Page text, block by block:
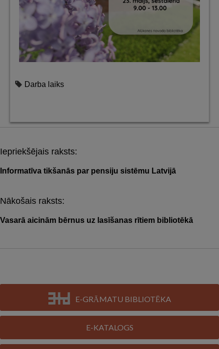
Darba laiks
Post
navigation
Iepriekšējais raksts:
Informatīva tikšanās par pensiju sistēmu Latvijā
Nākošais raksts:
Vasarā aicinām bērnus uz lasīšanas rītiem bibliotēkā
E-GRĀMATU BIBLIOTĒKA
E-KATALOGS